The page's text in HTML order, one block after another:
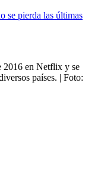
se pierda las últimas
2016 en Netflix y se
países. | Foto: